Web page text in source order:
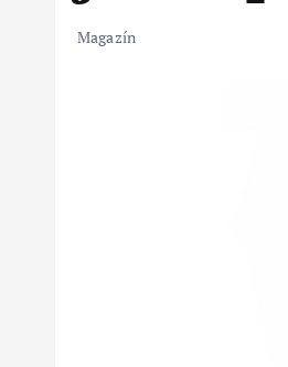
Magazín